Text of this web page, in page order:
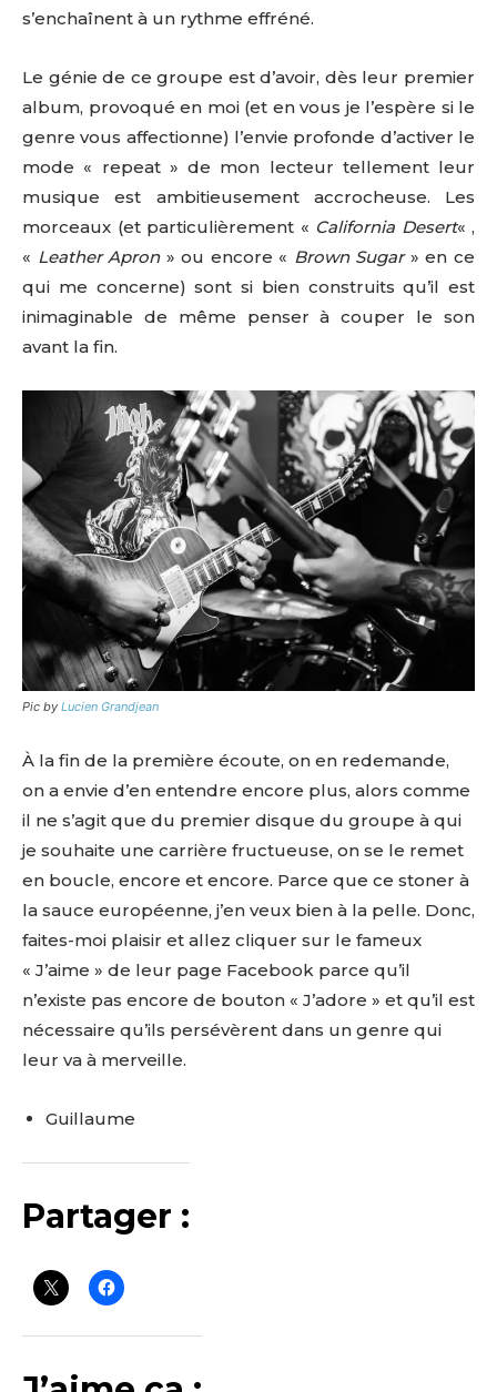
s’enchaînent à un rythme effréné.
Le génie de ce groupe est d’avoir, dès leur premier
album, provoqué en moi (et en vous je l’espère si le
genre vous affectionne) l’envie profonde d’activer le
mode « repeat » de mon lecteur tellement leur
musique est ambitieusement accrocheuse. Les
morceaux (et particulièrement « California Desert« ,
« Leather Apron» ou encore « Brown Sugar» en ce
qui me concerne) sont si bien construits qu’il est
inimaginable de même penser à couper le son
avant la fin.
Pic by Lucien Grandjean
À la fin de la première écoute, on en redemande,
on a envie d’en entendre encore plus, alors comme
il ne s’agit que du premier disque du groupe à qui
je souhaite une carrière fructueuse, on se le remet
en boucle, encore et encore. Parce que ce stoner à
la sauce européenne, j’en veux bien à la pelle. Donc,
faites-moi plaisir et allez cliquer sur le fameux
« J’aime » de leur page Facebook parce qu’il
n’existe pas encore de bouton « J’adore » et qu’il est
nécessaire qu’ils persévèrent dans un genre qui
leur va à merveille.
Guillaume
Partager :